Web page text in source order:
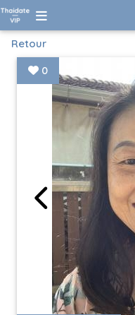
Retour
0